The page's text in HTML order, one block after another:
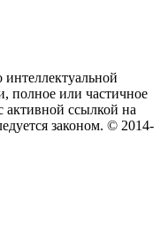
полное или частичное
активной ссылкой на
законом. © 2014-